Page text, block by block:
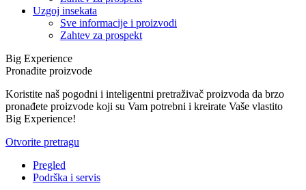
Uzgoj insekata
Sve informacije i proizvodi
Zahtev za prospekt
Big Experience
Pronađite proizvode
Koristite naš pogodni i inteligentni pretraživač proizvoda da brzo
pronađete proizvode koji su Vam potrebni i kreirate Vaše vlastito
Big Experience!
Otvorite pretragu
Pregled
Podrška i servis